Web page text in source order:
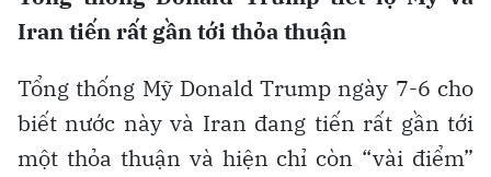
Iran tiến rất gần tới thỏa thuận
Tổng thống Mỹ Donald Trump ngày 7-6 cho
biết nước này và Iran đang tiến rất gần tới
một thỏa thuận và hiện chỉ còn “vài điểm”